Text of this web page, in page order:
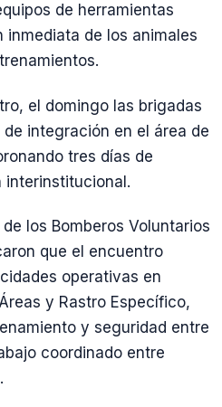
de herramientas
inmediata de los animales
el domingo las brigadas
integración en el área de
tres días de
los Bomberos Voluntarios
que el encuentro
operativas en
y Rastro Específico,
y seguridad entre
coordinado entre